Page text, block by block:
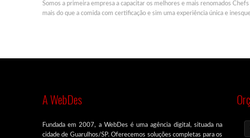
Somos a primeira empresa a capacitar os melhores e mais renomados
mais do que a comida com certificação e sim uma experiência única e
A WebDes
Fundada em 2007, a WebDes é uma agência digital, situada na
cidade de Guarulhos/SP. Oferecemos soluções completas para os